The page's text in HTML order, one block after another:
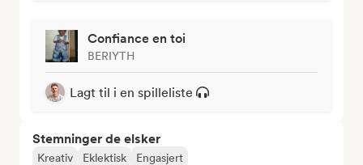
Confiance en toi
BERIYTH
Lagt til i en spilleliste
Stemninger de elsker
Kreativ Eklektisk Engasjert